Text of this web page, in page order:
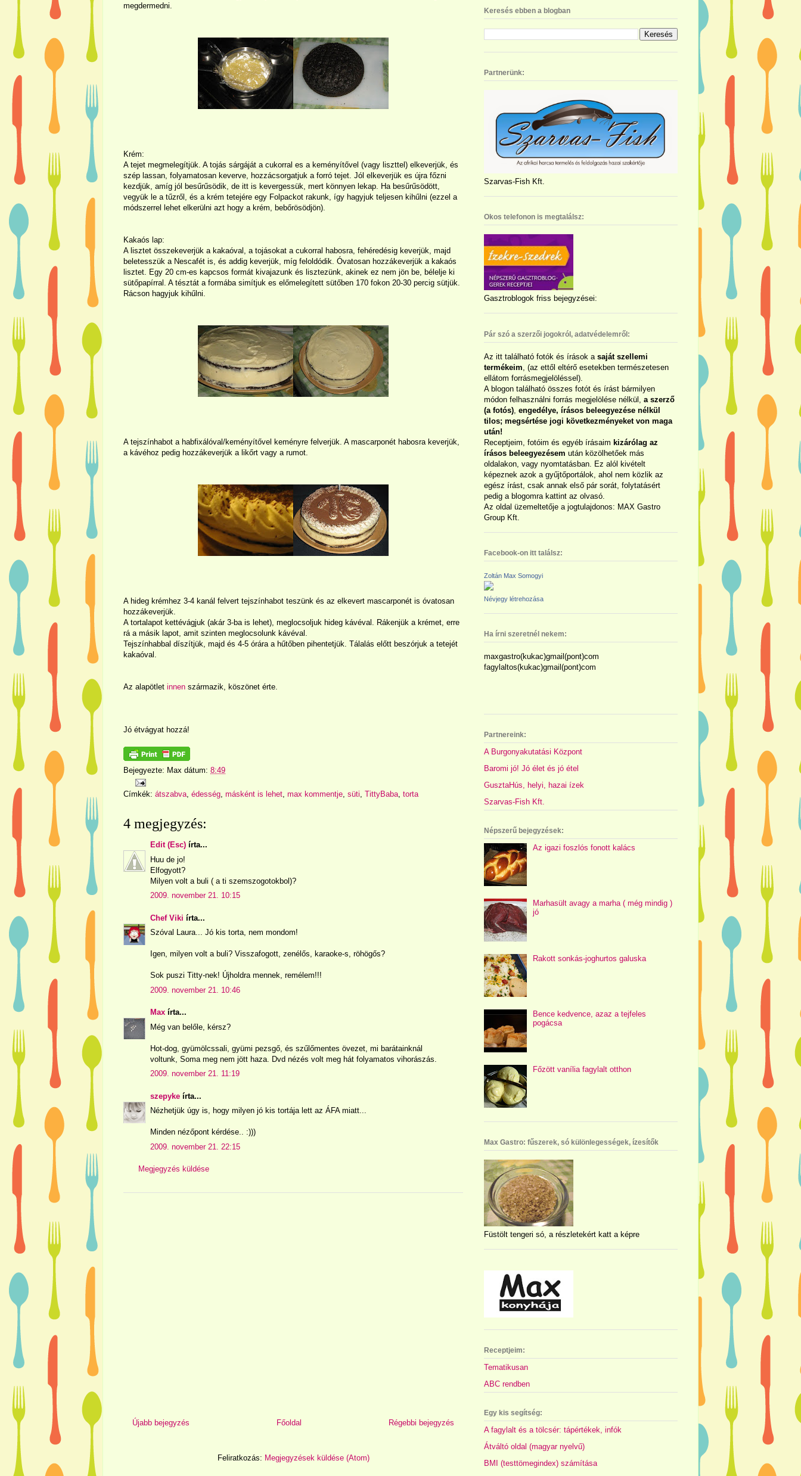
megdermedni.
Krém:
A tejet megmelegítjük. A tojás sárgáját a cukorral es a keményítővel (vagy liszttel) elkeverjük, és
szép lassan, folyamatosan keverve, hozzácsorgatjuk a forró tejet. Jól elkeverjük es újra főzni
kezdjük, amíg jól besűrűsödik, de itt is kevergessük, mert könnyen lekap. Ha besűrűsödött,
vegyük le a tűzről, és a krém tetejére egy Folpackot rakunk, így hagyjuk teljesen kihűlni (ezzel a
módszerrel lehet elkerülni azt hogy a krém, bebőrösödjön).
Kakaós lap:
A lisztet összekeverjük a kakaóval, a tojásokat a cukorral habosra, fehéredésig keverjük, majd
beletesszük a Nescafét is, és addig keverjük, míg feloldódik. Óvatosan hozzákeverjük a kakaós
lisztet. Egy 20 cm-es kapcsos formát kivajazunk és lisztezünk, akinek ez nem jön be, bélelje ki
sütőpapírral. A tésztát a formába simítjuk es előmelegített sütőben 170 fokon 20-30 percig sütjük.
Rácson hagyjuk kihűlni.
A tejszínhabot a habfixálóval/keményítővel keményre felverjük. A mascarponét habosra keverjük,
a kávéhoz pedig hozzákeverjük a likőrt vagy a rumot.
A hideg krémhez 3-4 kanál felvert tejszínhabot teszünk és az elkevert mascarponét is óvatosan
hozzákeverjük.
A tortalapot kettévágjuk (akár 3-ba is lehet), meglocsoljuk hideg kávéval. Rákenjük a krémet, erre
rá a másik lapot, amit szinten meglocsolunk kávéval.
Tejszínhabbal díszítjük, majd és 4-5 órára a hűtőben pihentetjük. Tálalás előtt beszórjuk a tetejét
kakaóval.
Az alapötlet innen származik, köszönet érte.
Jó étvágyat hozzá!
Bejegyezte: Max dátum: 8:49
Címkék: átszabva, édesség, másként is lehet, max kommentje, süti, TittyBaba, torta
4 megjegyzés:
Edit (Esc) írta...
Huu de jo!
Elfogyott?
Milyen volt a buli ( a ti szemszogotokbol)?
2009. november 21. 10:15
Chef Viki írta...
Szóval Laura... Jó kis torta, nem mondom!
Igen, milyen volt a buli? Visszafogott, zenélős, karaoke-s, röhögős?
Sok puszi Titty-nek! Újholdra mennek, remélem!!!
2009. november 21. 10:46
Max írta...
Még van belőle, kérsz?
Hot-dog, gyümölcssali, gyümi pezsgő, és szűlőmentes övezet, mi barátainknál
voltunk, Soma meg nem jött haza. Dvd nézés volt meg hát folyamatos vihorászás.
2009. november 21. 11:19
szepyke írta...
Nézhetjük úgy is, hogy milyen jó kis tortája lett az ÁFA miatt...
Minden nézőpont kérdése.. :)))
2009. november 21. 22:15
Megjegyzés küldése
Újabb bejegyzés Régebbi bejegyzés
Főoldal
Feliratkozás: Megjegyzések küldése (Atom)
Keresés ebben a blogban
Partnerünk:
Szarvas-Fish Kft.
Okos telefonon is megtalálsz:
Gasztroblogok friss bejegyzései:
Pár szó a szerzői jogokról, adatvédelemről:
Az itt található fotók és írások a saját szellemi
termékeim , (az ettől eltérő esetekben természetesen
ellátom forrásmegjelöléssel).
A blogon található összes fotót és írást bármilyen
módon felhasználni forrás megjelölése nélkül, a szerző
(a fotós) engedélye, írásos beleegyezése nélkül
tilos; megsértése jogi következményeket von maga
után!
Receptjeim, fotóim és egyéb írásaim kizárólag az
írásos beleegyezésem után közölhetőek más
oldalakon, vagy nyomtatásban. Ez alól kivételt
képeznek azok a gyűjtőportálok, ahol nem közlik az
egész írást, csak annak első pár sorát, folytatásért
pedig a blogomra kattint az olvasó.
Az oldal üzemeltetője a jogtulajdonos: MAX Gastro
Group Kft.
Facebook-on itt találsz:
Zoltán Max Somogyi
Névjegy létrehozása
Ha írni szeretnél nekem:
maxgastro(kukac)gmail(pont)com
fagylaltos(kukac)gmail(pont)com
Partnereink:
A Burgonyakutatási Központ
Baromi jó! Jó élet és jó étel
GusztaHús, helyi, hazai ízek
Szarvas-Fish Kft.
Népszerű bejegyzések:
Az igazi foszlós fonott kalács
Marhasült avagy a marha ( még mindig )
jó
Rakott sonkás-joghurtos galuska
Bence kedvence, azaz a tejfeles
pogácsa
Főzött vanília fagylalt otthon
Max Gastro: fűszerek, só különlegességek, ízesítők
Füstölt tengeri só, a részletekért katt a képre
Receptjeim:
Tematikusan
ABC rendben
Egy kis segítség:
A fagylalt és a tölcsér: tápértékek, infók
Átváltó oldal (magyar nyelvű)
BMI (testtömegindex) számítása